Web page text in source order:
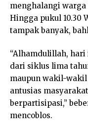
menghalangi warga
Hingga pukul 10.30
tampak banyak,
“Alhamdulillah,
dari siklus lima
maupun wakil-
antusias
berpartisipasi,”
mencoblos.